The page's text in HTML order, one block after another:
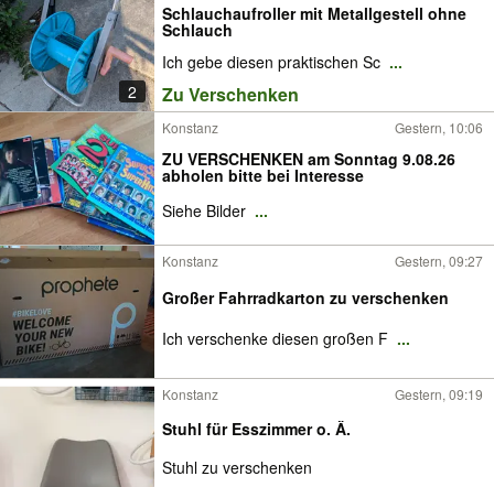
2
Schlauchaufroller mit Metallgestell ohne
Schlauch
Ich gebe diesen praktischen Sc ...
Zu Verschenken
Konstanz Gestern, 10:06
ZU VERSCHENKEN am Sonntag 9.08.26
abholen bitte bei Interesse
Siehe Bilder ...
Konstanz Gestern, 09:27
Großer Fahrradkarton zu verschenken
Ich verschenke diesen großen F ...
Konstanz Gestern, 09:19
Stuhl für Esszimmer o. Ä.
Stuhl zu verschenken